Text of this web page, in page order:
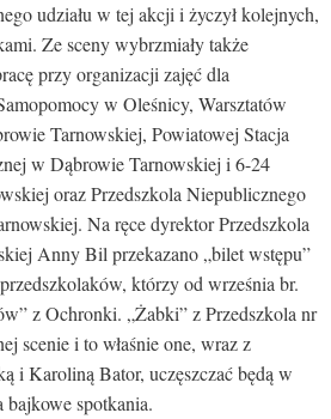
udziału w tej akcji i życzył kolejnych,
Ze sceny wybrzmiały także
przy organizacji zajęć dla
w Oleśnicy, Warsztatów
Tarnowskiej, Powiatowej Stacja
w Dąbrowie Tarnowskiej i 6-24
oraz Przedszkola Niepublicznego
Na ręce dyrektor Przedszkola
Anny Bil przekazano „bilet wstępu”
którzy od września br.
z Ochronki. „Żabki” z Przedszkola nr
scenie i to właśnie one, wraz z
i Karoliną Bator, uczęszczać będą w
spotkania.